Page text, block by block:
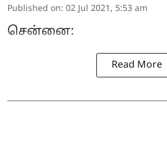
Published on: 02 Jul 2021, 5:53 am
சென்னை:
Read More